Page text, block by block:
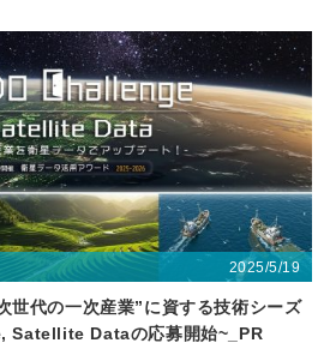
2025/5/19
世代の一次産業”に資する技術シーズ
Satellite Dataの応募開始~_PR